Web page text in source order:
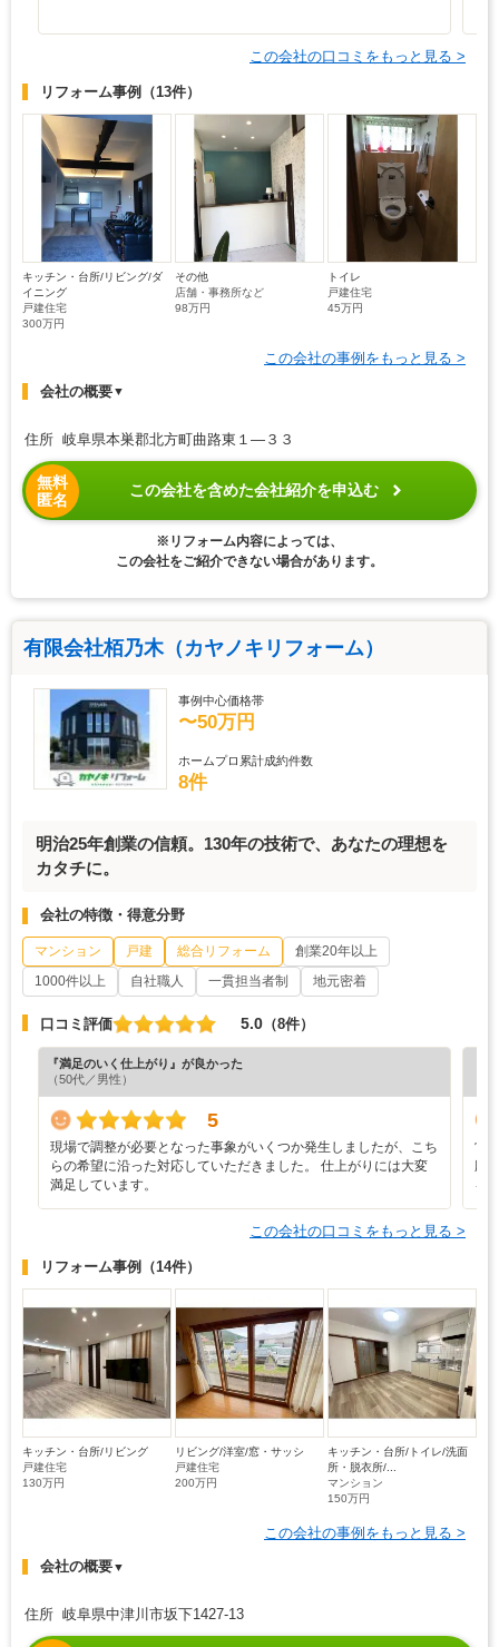
この会社の口コミをもっと見る >
リフォーム事例 （13件）
キッチン・台所/リビング/ダ
イニング
戸建住宅
300万円
その他
店舗・事務所など
98万円
トイレ
戸建住宅
45万円
この会社の事例をもっと見る >
会社の概要▼
住所 岐阜県本巣郡北方町曲路東１―３３
無料
匿名
この会社を含めた会社紹介を申込む
※リフォーム内容によっては、
この会社をご紹介できない場合があります。
有限会社栢乃木（カヤノキリフォーム）
事例中心価格帯
〜50万円
ホームプロ累計成約件数
8件
明治25年創業の信頼。130年の技術で、あなたの理想を
カタチに。
会社の特徴・得意分野
マンション 戸建 総合リフォーム
創業20年以上
1000件以上
自社職人 一貫担当者制 地元密着
口コミ評価 5.0 （8件）
『満足のいく仕上がり』が良かった
（50代／男性）
5
現場で調整が必要となった事象がいくつか発生しましたが、こち
らの希望に沿った対応していただきました。 仕上がりには大変
満足しています。
営
応
を
この会社の口コミをもっと見る >
リフォーム事例 （14件）
キッチン・台所/リビング
戸建住宅
130万円
リビング/洋室/窓・サッシ
戸建住宅
200万円
キッチン・台所/トイレ/洗面
所・脱衣所/...
マンション
150万円
この会社の事例をもっと見る >
会社の概要▼
住所 岐阜県中津川市坂下1427-13